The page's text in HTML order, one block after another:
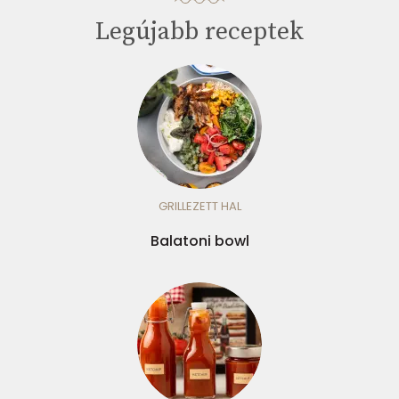
Legújabb receptek
GRILLEZETT HAL
Balatoni bowl